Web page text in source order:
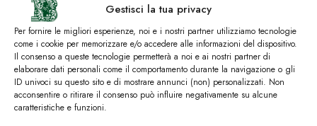
Gestisci la tua privacy
Per fornire le migliori esperienze, noi e i nostri partner utilizziamo tecnologie
come i cookie per memorizzare e/o accedere alle informazioni del dispositivo.
Il consenso a queste tecnologie permetterà a noi e ai nostri partner di
elaborare dati personali come il comportamento durante la navigazione o gli
ID univoci su questo sito e di mostrare annunci (non) personalizzati. Non
acconsentire o ritirare il consenso può influire negativamente su alcune
caratteristiche e funzioni.